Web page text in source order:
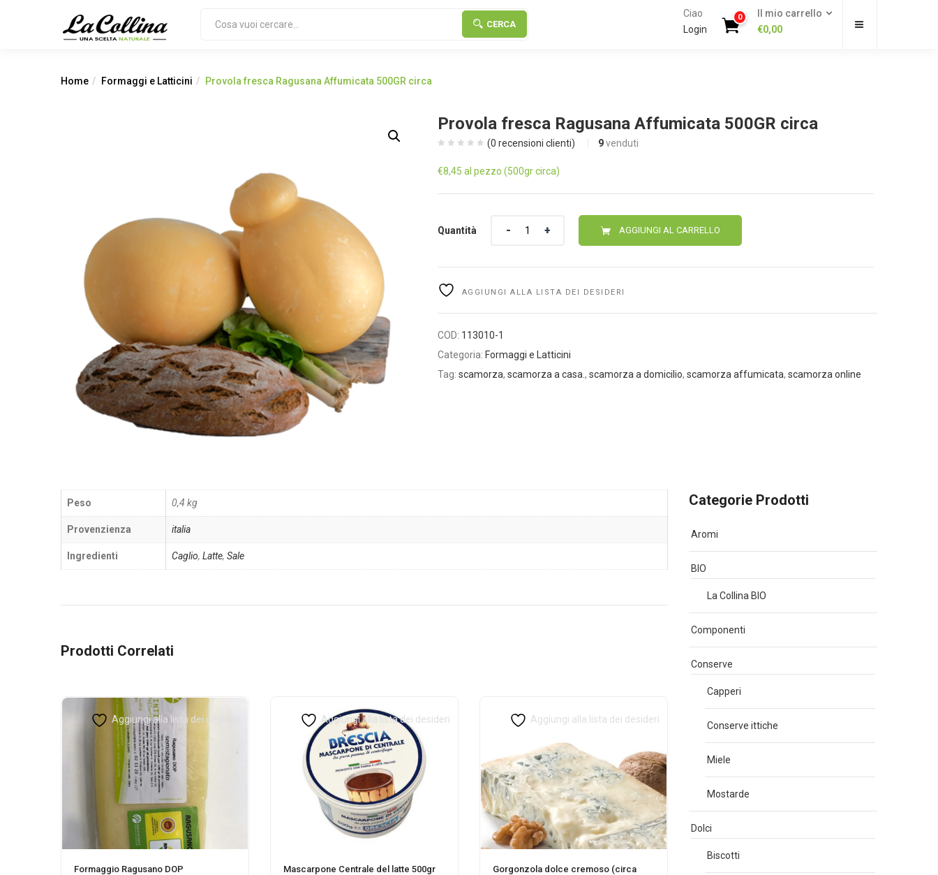
CERCA
Ciao
Login
0
Il mio carrello
€0,00
Home Formaggi e Latticini Provola fresca Ragusana Affumicata 500GR circa
Provola fresca Ragusana Affumicata 500GR circa
(0 recensioni clienti) 9 venduti
€8,45 al pezzo (500gr circa)
Quantità AGGIUNGI AL CARRELLO
AGGIUNGI ALLA LISTA DEI DESIDERI
COD: 113010-1
Categoria: Formaggi e Latticini
Tag: scamorza, scamorza a casa. , scamorza a domicilio, scamorza affumicata, scamorza online
Peso 0,4 kg
Provenzienza italia
Ingredienti Caglio, Latte, Sale
Prodotti Correlati
Aggiungi alla lista dei desideri
Formaggio Ragusano DOP
Aggiungi alla lista dei desideri
Mascarpone Centrale del latte 500gr
Aggiungi alla lista dei desideri
Gorgonzola dolce cremoso (circa
Categorie Prodotti
Aromi
BIO
La Collina BIO
Componenti
Conserve
Capperi
Conserve ittiche
Miele
Mostarde
Dolci
Biscotti